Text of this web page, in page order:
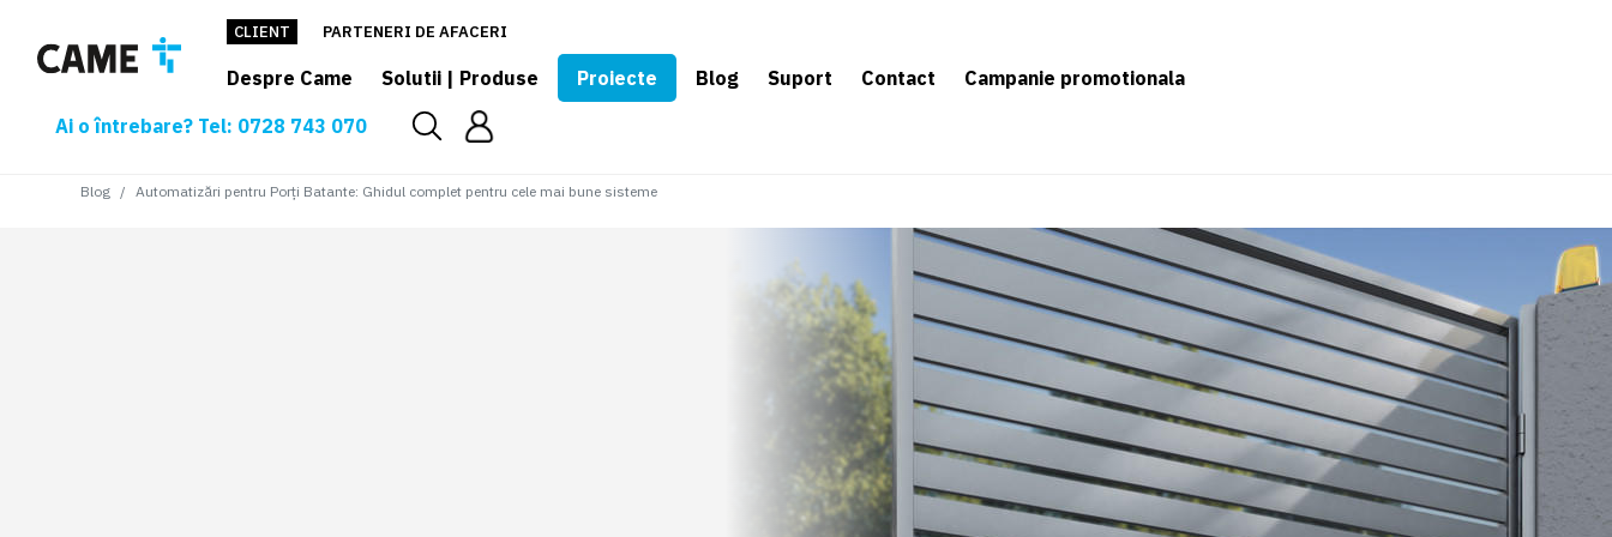
CLIENT PARTENERI DE AFACERI
Despre Came Solutii | Produse Proiecte Blog Suport Contact
Campanie promotionala
Ai o întrebare? Tel: 0728 743 070
Blog Automatizări pentru Porți Batante: Ghidul complet pentru cele mai bune sisteme